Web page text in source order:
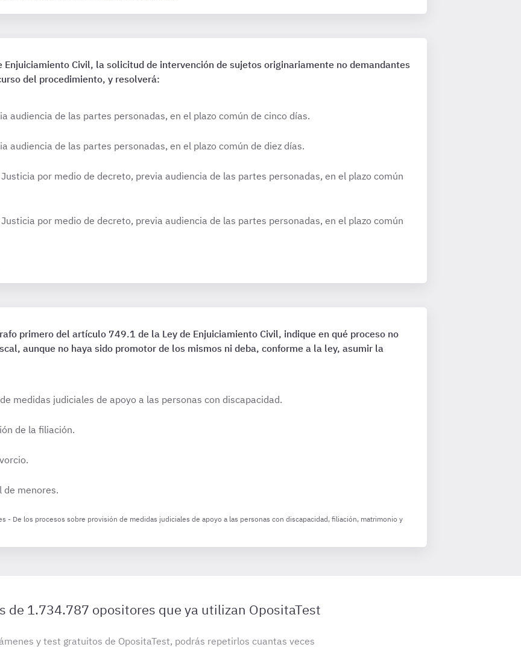
Civil, la solicitud de intervención de sujetos originariamente no demandantes
del procedimiento, y resolverá:
audiencia de las partes personadas, en el plazo común de cinco días.
audiencia de las partes personadas, en el plazo común de diez días.
por medio de decreto, previa audiencia de las partes personadas, en el plazo común
por medio de decreto, previa audiencia de las partes personadas, en el plazo común
primero del artículo 749.1 de la Ley de Enjuiciamiento Civil, indique en qué proceso no
aunque no haya sido promotor de los mismos ni deba, conforme a la ley, asumir la
medidas judiciales de apoyo a las personas con discapacidad.
de la filiación.
de menores.
- De los procesos sobre provisión de medidas judiciales de apoyo a las personas con discapacidad, filiación, matrimonio y
de 1.734.787 opositores que ya utilizan OpositaTest
y test gratuitos de OpositaTest, podrás repetirlos cuantas veces